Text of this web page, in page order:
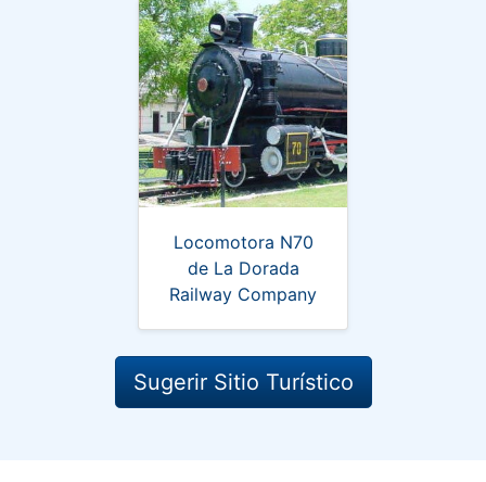
Locomotora N70
de La Dorada
Railway Company
Sugerir Sitio Turístico